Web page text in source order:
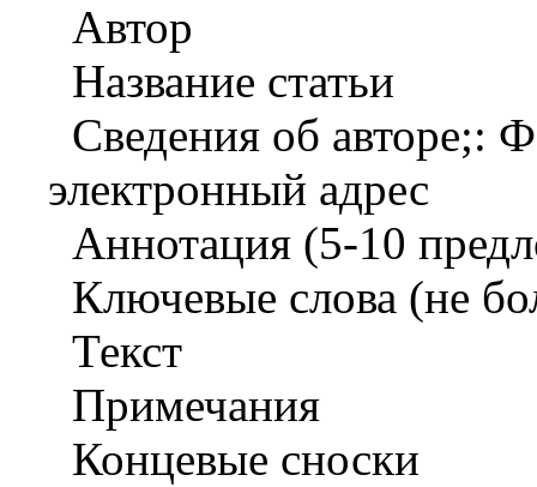
Автор
Название статьи
Сведения об авторе;:
электронный адрес
Аннотация (5-10
Ключевые слова (не
Текст
Примечания
Концевые сноски